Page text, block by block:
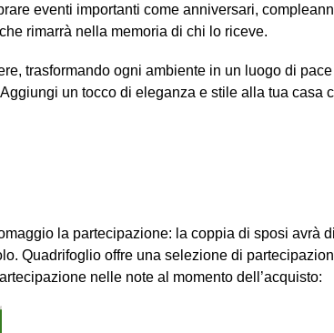
eventi importanti come anniversari,
rimarrà nella memoria di chi lo riceve.
trasformando ogni ambiente in un luogo di
un tocco di eleganza e stile alla tua casa
la partecipazione: la coppia di sposi avrà
Quadrifoglio offre una selezione di
nelle note al momento dell’acquisto: